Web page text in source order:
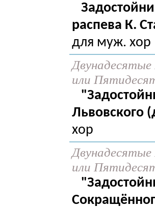
распева К.
для муж. хор
или
Львовского
хор
или